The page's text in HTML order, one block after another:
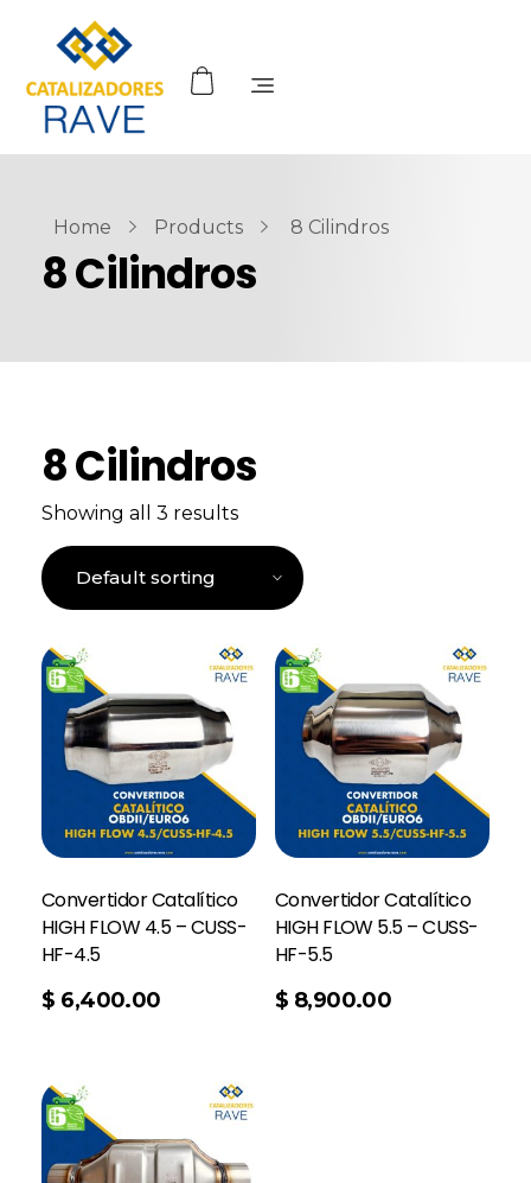
Home Products 8 Cilindros
8 Cilindros
8 Cilindros
Showing all 3 results
Convertidor Catalítico
HIGH FLOW 4.5 – CUSS-
HF-4.5
$ 6,400.00
Convertidor Catalítico
HIGH FLOW 5.5 – CUSS-
HF-5.5
$ 8,900.00
Add To Cart